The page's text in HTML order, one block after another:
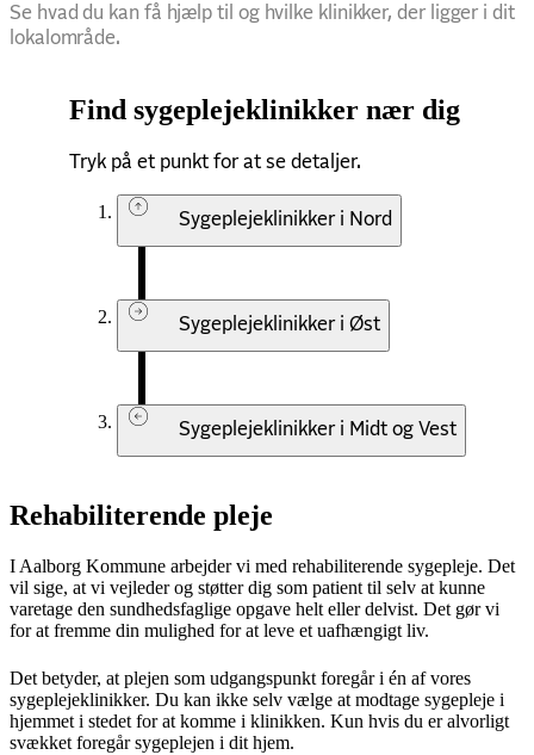
Se hvad du kan få hjælp til og hvilke klinikker, der ligger i dit
lokalområde.
Find sygeplejeklinikker nær dig
Tryk på et punkt for at se detaljer.
Sygeplejeklinikker i Nord
Sygeplejeklinikker i Øst
Sygeplejeklinikker i Midt og Vest
Rehabiliterende pleje
I Aalborg Kommune arbejder vi med rehabiliterende sygepleje. Det
vil sige, at vi vejleder og støtter dig som patient til selv at kunne
varetage den sundhedsfaglige opgave helt eller delvist. Det gør vi
for at fremme din mulighed for at leve et uafhængigt liv.
Det betyder, at plejen som udgangspunkt foregår i én af vores
sygeplejeklinikker. Du kan ikke selv vælge at modtage sygepleje i
hjemmet i stedet for at komme i klinikken. Kun hvis du er alvorligt
svækket foregår sygeplejen i dit hjem.